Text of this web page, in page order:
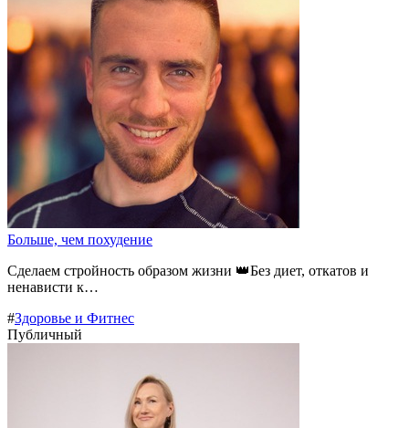
Больше, чем похудение
Сделаем стройность образом жизни 👑Без диет, откатов и
ненависти к…
#Здоровье и Фитнес
Публичный